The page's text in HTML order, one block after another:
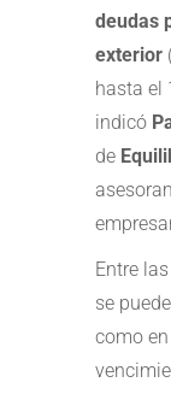
deudas
exterior
hasta el
indicó
de
Entre las
se
como